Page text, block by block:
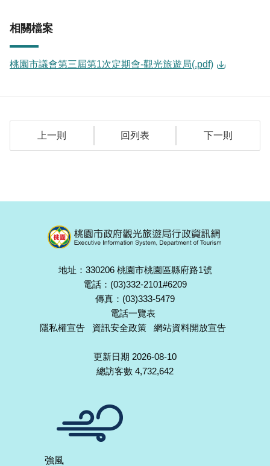
相關檔案
桃園市議會第三屆第1次定期會-觀光旅遊局(.pdf)
上一則 回列表 下一則
地址：330206 桃園市桃園區縣府路1號
電話：(03)332-2101#6209
傳真：(03)333-5479
電話一覽表
隱私權宣告
資訊安全政策 網站資料開放宣告
更新日期 2026-08-10
總訪客數 4,732,642
強風